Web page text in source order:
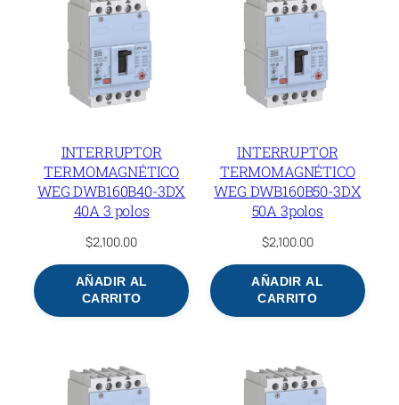
INTERRUPTOR
TERMOMAGNÉTICO
WEG DWB160B40-3DX
40A 3 polos
$2,100.00
AÑADIR AL
CARRITO
INTERRUPTOR
TERMOMAGNÉTICO
WEG DWB160B50-3DX
50A 3polos
$2,100.00
AÑADIR AL
CARRITO